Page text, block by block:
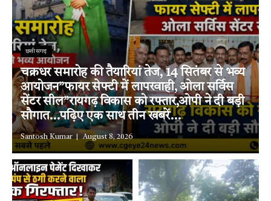
छत्तीसगढ़
चक्रधर समारोह की तैयारियां तेज, 14 सितंबर से भव्य
आयोजन”फायर सेफ्टी में लापरवाही, ओला सर्विस
सेंटर सील”रायगढ़ विकास को रफ्तार,ओपी ने दी बड़ी
सौगात…पढ़िए एक साथ तीन खबरें…
Santosh Kumar August 8, 2026